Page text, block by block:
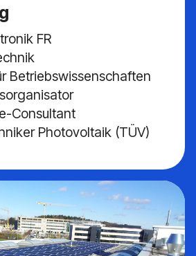
FR
Betriebswissenschaften
Consultant
Photovoltaik (TÜV)